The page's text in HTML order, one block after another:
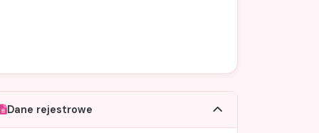
Dane rejestrowe